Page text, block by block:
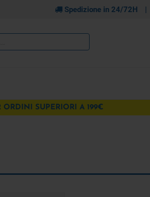
Spedizione in 24/72H |
ORDINI SUPERIORI A 199€